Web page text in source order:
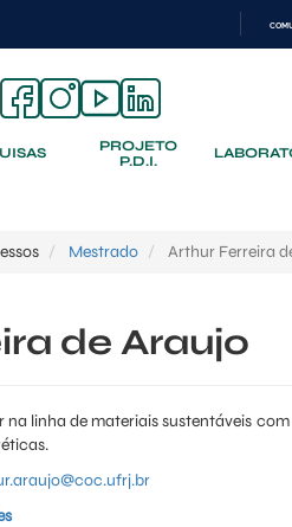
CONTEÚDO
PROJETO
P.D.I.
Mestrado Arthur Ferreira
de Araujo
na linha de materiais sustentáveis